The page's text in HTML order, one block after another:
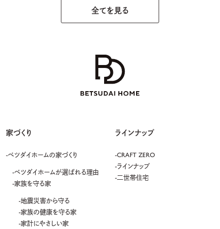
全てを見る
家づくり
ベツダイホームの家づくり
ベツダイホームが選ばれる理由
家族を守る家
地震災害から守る
家族の健康を守る家
家計にやさしい家
ラインナップ
CRAFT ZERO
ラインナップ
二世帯住宅